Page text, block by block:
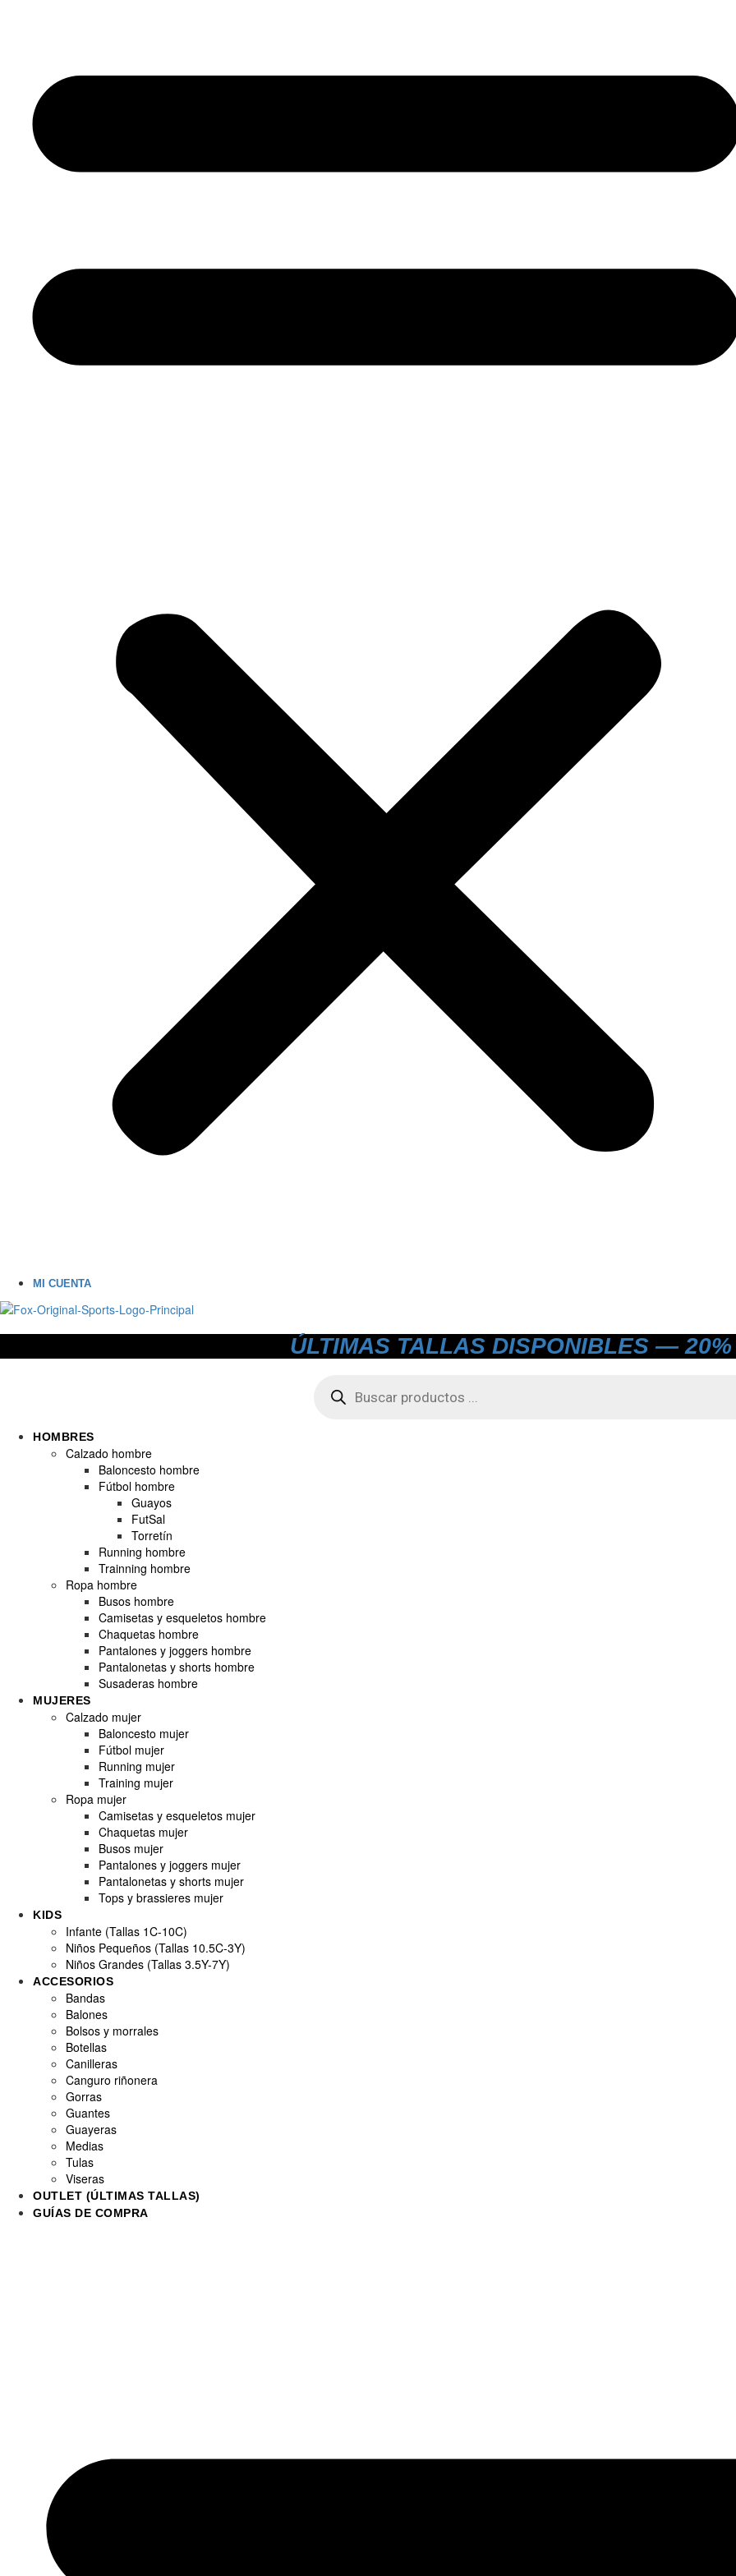
MI CUENTA
ÚLTIMAS TALLAS DISPONIBLES — 20%
productos
HOMBRES
Calzado hombre
Baloncesto hombre
Fútbol hombre
Guayos
FutSal
Torretín
Running hombre
Trainning hombre
Ropa hombre
Busos hombre
Camisetas y esqueletos hombre
Chaquetas hombre
Pantalones y joggers hombre
Pantalonetas y shorts hombre
Susaderas hombre
MUJERES
Calzado mujer
Baloncesto mujer
Fútbol mujer
Running mujer
Training mujer
Ropa mujer
Camisetas y esqueletos mujer
Chaquetas mujer
Busos mujer
Pantalones y joggers mujer
Pantalonetas y shorts mujer
Tops y brassieres mujer
KIDS
Infante (Tallas 1C-10C)
Niños Pequeños (Tallas 10.5C-3Y)
Niños Grandes (Tallas 3.5Y-7Y)
ACCESORIOS
Bandas
Balones
Bolsos y morrales
Botellas
Canilleras
Canguro riñonera
Gorras
Guantes
Guayeras
Medias
Tulas
Viseras
OUTLET (ÚLTIMAS TALLAS)
GUÍAS DE COMPRA